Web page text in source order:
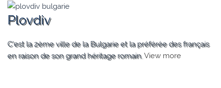
Plovdiv
C’est la 2ème ville de la Bulgarie et la préférée des français
en raison de son grand héritage romain. View more